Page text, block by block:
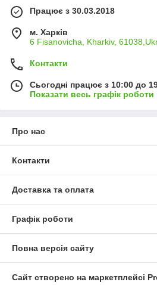
Працює з 30.03.2018
м. Харків
6 Fisanovicha, Kharkiv,
Контакти
Сьогодні працює з 10:00 до
Показати весь графік роботи
Про нас
Контакти
Доставка та оплата
Графік роботи
Повна версія сайту
Сайт створено на маркетплейсі